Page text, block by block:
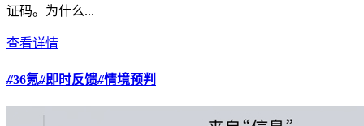
证码。为什么...
查看详情
#36氪#即时反馈#情境预判